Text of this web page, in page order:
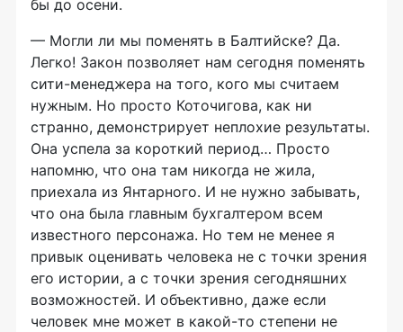
бы до осени.
— Могли ли мы поменять в Балтийске? Да.
Легко! Закон позволяет нам сегодня поменять
сити-менеджера на того, кого мы считаем
нужным. Но просто Коточигова, как ни
странно, демонстрирует неплохие результаты.
Она успела за короткий период… Просто
напомню, что она там никогда не жила,
приехала из Янтарного. И не нужно забывать,
что она была главным бухгалтером всем
известного персонажа. Но тем не менее я
привык оценивать человека не с точки зрения
его истории, а с точки зрения сегодняшних
возможностей. И объективно, даже если
человек мне может в какой-то степени не